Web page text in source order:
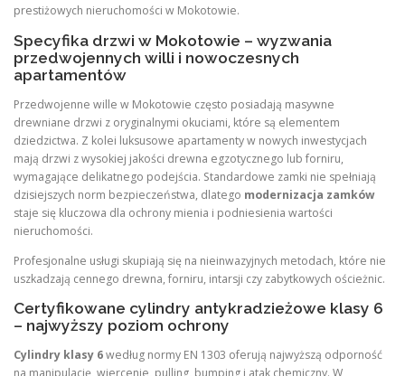
prestiżowych nieruchomości w Mokotowie.
Specyfika drzwi w Mokotowie – wyzwania
przedwojennych willi i nowoczesnych
apartamentów
Przedwojenne wille w Mokotowie często posiadają masywne
drewniane drzwi z oryginalnymi okuciami, które są elementem
dziedzictwa. Z kolei luksusowe apartamenty w nowych inwestycjach
mają drzwi z wysokiej jakości drewna egzotycznego lub forniru,
wymagające delikatnego podejścia. Standardowe zamki nie spełniają
dzisiejszych norm bezpieczeństwa, dlatego modernizacja zamków
staje się kluczowa dla ochrony mienia i podniesienia wartości
nieruchomości.
Profesjonalne usługi skupiają się na nieinwazyjnych metodach, które nie
uszkadzają cennego drewna, forniru, intarsji czy zabytkowych ościeżnic.
Certyfikowane cylindry antykradzieżowe klasy 6
– najwyższy poziom ochrony
Cylindry klasy 6według normy EN 1303 oferują najwyższą odporność
na manipulację, wiercenie, pulling, bumping i atak chemiczny. W